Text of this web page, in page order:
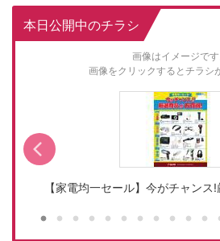
本日公開中のチラシ
画像はイメージです
画像をクリックするとチラシ
【家電均一セール】今がチャン